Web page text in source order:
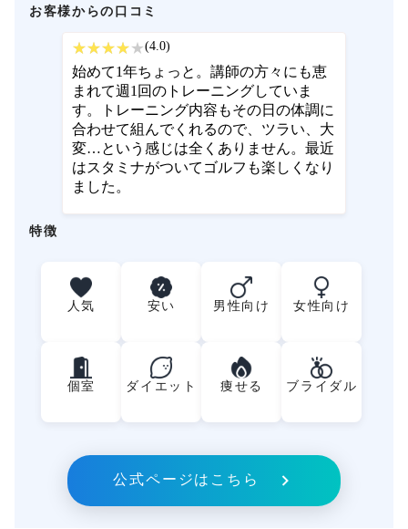
お客様からの口コミ
(4.0)
始めて1年ちょっと。講師の方々にも恵
まれて週1回のトレーニングしていま
す。トレーニング内容もその日の体調に
合わせて組んでくれるので、ツラい、大
変…という感じは全くありません。最近
はスタミナがついてゴルフも楽しくなり
ました。
特徴
人気 安い 男性向け 女性向け
個室 ダイエット 痩せる ブライダル
公式ページはこちら